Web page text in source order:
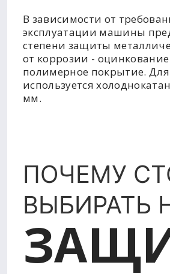
В зависимости от
эксплуатации машины
степени защиты
от коррозии -
полимерное покрытие.
используется
мм.
ПОЧЕМУ
ВЫБИРАТЬ